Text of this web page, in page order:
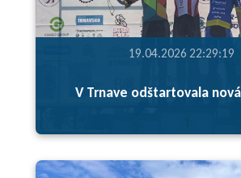
19.04.2026 22:29:19
V Trnave odštartovala